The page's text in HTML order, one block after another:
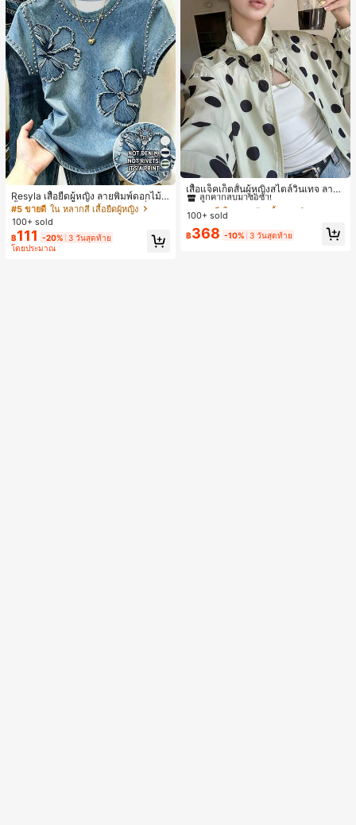
17
Resyla เสื้อยืดผู้หญิง ลายพิมพ์ดอกไม้สี
น้ำเงินวินเทจ เสื้อสำหรับออกไปเที่ยวฤ
ดูร้อน ดีไซน์กราฟิก สบายๆ อเนกประสง
ค์ สวมใส่ประจำวัน กลางแจ้ง ช้อปปิ้ง ท่
องเที่ยวกลางแจ้ง
#5 ขายดี ใน หลากสี เสื้อยืดผู้หญิง
100+ sold
฿111 -20% 3 วันสุดท้าย
โดยประมาณ
เสื้อแจ็คเก็ตสั้นผู้หญิงสไตล์วินเทจ ลายจุ
ดขนาดใหญ่ คอตั้ง เอวเข้ารูป แขนพอง
ทรงหลวม แฟชั่นอเนกประสงค์ สำหรับใ
ส่ประจำวันและไปเที่ยวพักผ่อน
#1 ขายดี
ใน กระเป๋า เสื้อคลุมลำลอง
ลูกค้ากลับมาซื้อซ้ำ!
#1 ขายดี ใน กระเป๋า เสื้อคลุมลำลอง
ลูกค้ากลับมาซื้อซ้ำ!
#1 ขายดี ใน กระเป๋า เสื้อคลุมลำลอง
ลูกค้ากลับมาซื้อซ้ำ!
#1 ขายดี
ใน กระเป๋า เสื้อคลุมลำลอง
100+ sold
฿368 -10% 3 วันสุดท้าย